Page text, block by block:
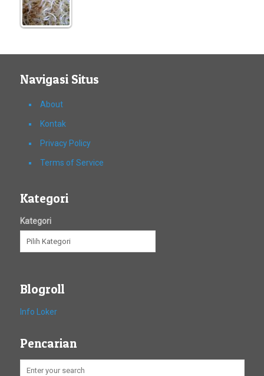
Navigasi Situs
About
Kontak
Privacy Policy
Terms of Service
Kategori
Kategori
Blogroll
Info Loker
Pencarian